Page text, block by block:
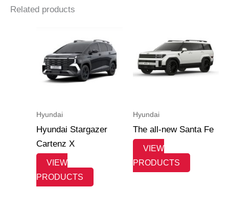
Related products
Hyundai
Hyundai Stargazer
Cartenz X
VIEW
PRODUCTS
Hyundai
The all-new Santa Fe
VIEW
PRODUCTS